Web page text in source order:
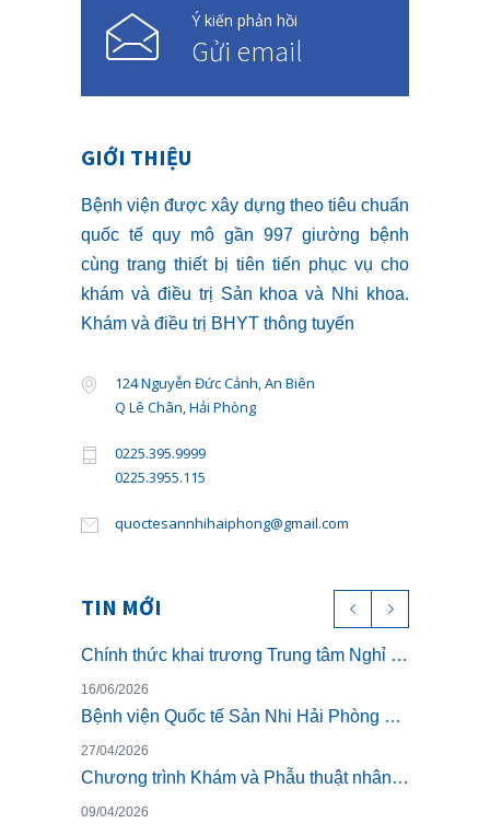
Ý kiến phản hồi
Gửi email
GIỚI THIỆU
Bệnh viện được xây dựng theo tiêu chuẩn
quốc tế quy mô gần 997 giường bệnh
cùng trang thiết bị tiên tiến phục vụ cho
khám và điều trị Sản khoa và Nhi khoa.
Khám và điều trị BHYT thông tuyến
124 Nguyễn Đức Cảnh, An Biên
Q Lê Chân, Hải Phòng
0225.395.9999
0225.3955.115
quoctesannhihaiphong@gmail.com
TIN MỚI
Chính thức khai trương Trung tâm Nghỉ dưỡng ở cữ cao cấp The Nest – Luxury Postpartum & Retreat
16/06/2026
Bệnh viện Quốc tế Sản Nhi Hải Phòng chính thức triển khai khám sức khỏe theo Thông tư 32/2023/TT-BYT
27/04/2026
Chương trình Khám và Phẫu thuật nhân đạo cho trẻ bị dị tật khe hở môi miễn phí
09/04/2026